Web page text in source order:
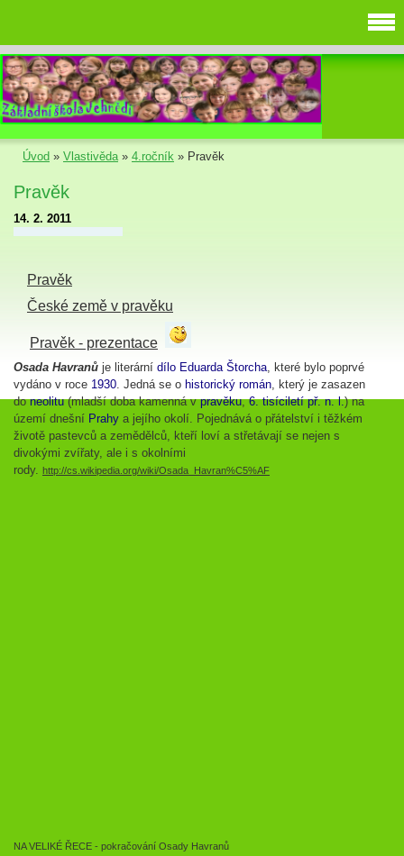
Úvod » Vlastivěda» 4.ročník » Pravěk
Pravěk
14. 2. 2011
Pravěk
České země v pravěku
Pravěk - prezentace
Osada Havranů je literární dílo Eduarda Štorcha, které bylo poprvé
vydáno v roce 1930. Jedná se o historický román, který je zasazen
doneolitu(mladší doba kamenná vpravěku,6. tisíciletí př. n. l.) na
území dnešní Prahy a jejího okolí. Pojednává o přátelství i těžkém
životě pastevců a zemědělců, kteří loví a střetávají se nejen s
divokými zvířaty, ale i s okolními
rody. http://cs.wikipedia.org/wiki/Osada_Havran%C5%AF
NA VELIKÉ ŘECE - pokračování Osady Havranů